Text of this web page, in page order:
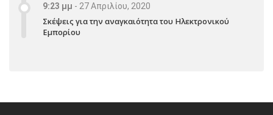
9:23 μμ - 27 Απριλίου, 2020
Σκέψεις για την αναγκαιότητα του Ηλεκτρονικού
Εμπορίου